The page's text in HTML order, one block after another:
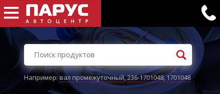
Например:вал промежуточный,236-1701048,1701048